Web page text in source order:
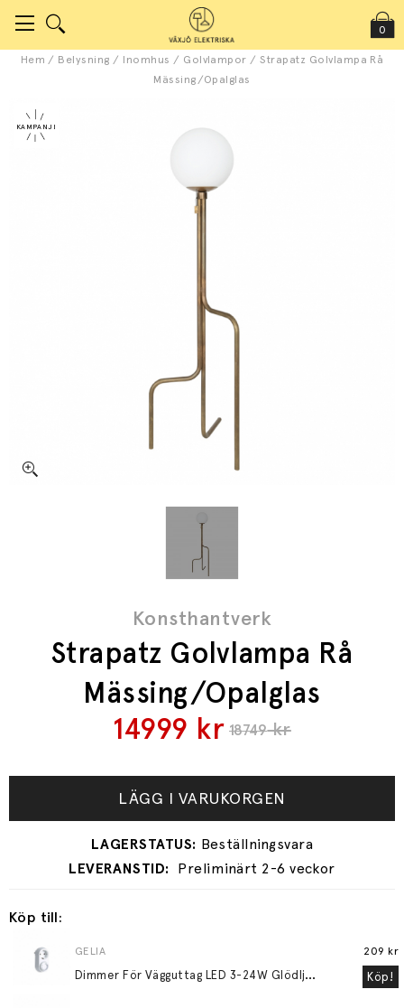
0
Hem / Belysning / Inomhus / Golvlampor /Strapatz Golvlampa Rå
Mässing/Opalglas
Konsthantverk
Strapatz Golvlampa Rå
Mässing/Opalglas
18749kr
14999 kr
LÄGG I VARUKORGEN
Preliminärt 2-6 veckor
Köp till:
GELIA
D
immer För Vägguttag LED 3-24W Glödljus 30-200W
209 kr
Köp!